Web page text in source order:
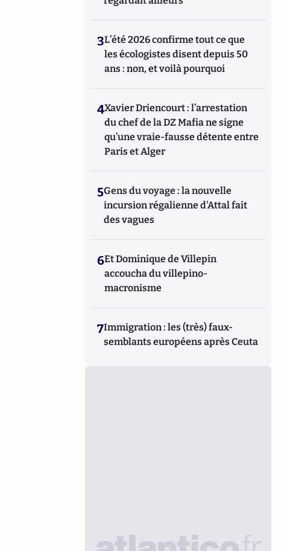
3L’été 2026 confirme tout ce que
les écologistes disent depuis 50
ans : non, et voilà pourquoi
4Xavier Driencourt : l’arrestation
du chef de la DZ Mafia ne signe
qu’une vraie-fausse détente entre
Paris et Alger
5Gens du voyage : la nouvelle
incursion régalienne d'Attal fait
des vagues
6Et Dominique de Villepin
accoucha du villepino-
macronisme
7Immigration : les (très) faux-
semblants européens après Ceuta